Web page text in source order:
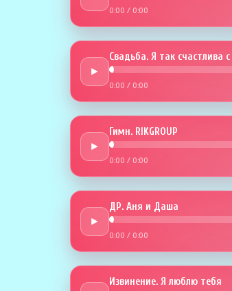
0:00 / 0:00
►
0:00 / 0:00
►
Гимн. RIKGROUP
0:00 / 0:00
►
ДР. Аня и Даша
0:00 / 0:00
Извинение. Я люблю тебя